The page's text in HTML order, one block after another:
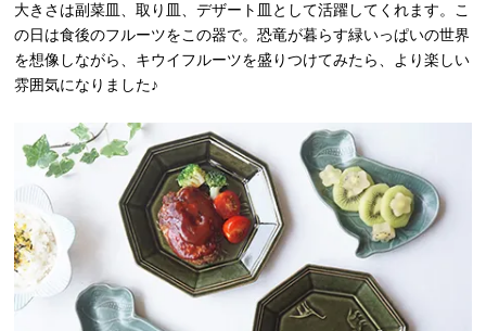
大きさは副菜皿、取り皿、デザート皿として活躍してくれます。こ
の日は食後のフルーツをこの器で。恐竜が暮らす緑いっぱいの世界
を想像しながら、キウイフルーツを盛りつけてみたら、より楽しい
雰囲気になりました♪